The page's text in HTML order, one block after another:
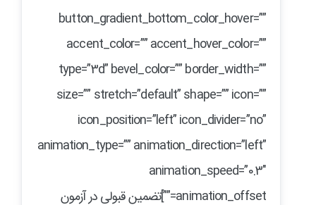
button_gradient_bottom_color_hover=””
accent_color=”” accent_hover_color=””
type=”3d” bevel_color=”” border_width=””
size=”” stretch=”default” shape=”” icon=””
icon_position=”left” icon_divider=”no”
animation_type=”” animation_direction=”left”
animation_speed=”0.3″
animation_offset=””]تضمین قبولی در آزمون